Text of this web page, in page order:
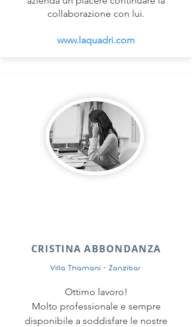
collaborazione con lui.
www.laquadri.com
CRISTINA ABBONDANZA
Villa Thamani - Zanzibar
Ottimo lavoro!
Molto professionale e sempre
disponibile a soddisfare le nostre